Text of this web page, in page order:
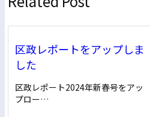
区政レポートをアップしま
した
区政レポート2024年新春号をアッ
プロー…